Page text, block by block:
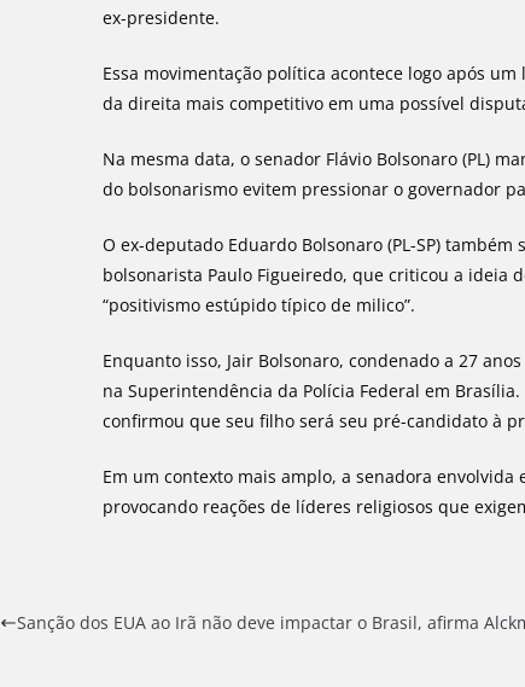
ex-presidente.
Essa movimentação política acontece logo após
da direita mais competitivo em uma possível
Na mesma data, o senador Flávio Bolsonaro (PL)
do bolsonarismo evitem pressionar o governador
O ex-deputado Eduardo Bolsonaro (PL-SP)
bolsonarista Paulo Figueiredo, que criticou a ideia
“positivismo estúpido típico de milico”.
Enquanto isso, Jair Bolsonaro, condenado a 27
na Superintendência da Polícia Federal em
confirmou que seu filho será seu pré-candidato à
Em um contexto mais amplo, a senadora
provocando reações de líderes religiosos que
Sanção dos EUA ao Irã não deve impactar o Brasil, afirma